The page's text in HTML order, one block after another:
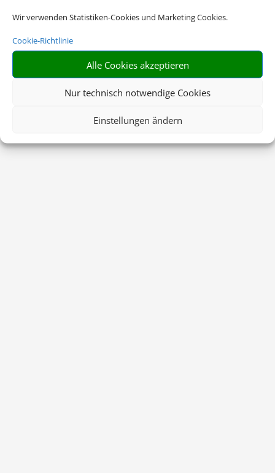
Wir verwenden Statistiken-Cookies und Marketing Cookies.
Cookie-Richtlinie
Alle Cookies akzeptieren
Nur technisch notwendige Cookies
Einstellungen ändern